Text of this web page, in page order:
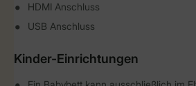
HDMI Anschluss
USB Anschluss
Kinder-Einrichtungen